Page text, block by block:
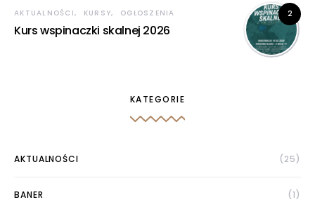
2
AKTUALNOŚCI KURSY OGŁOSZENIA
Kurs wspinaczki skalnej 2026
KATEGORIE
AKTUALNOŚCI (25)
BANER (1)
zachowania
odwiedzania naszej